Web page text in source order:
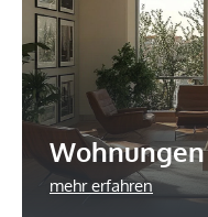
Wohnungen
mehr erfahren